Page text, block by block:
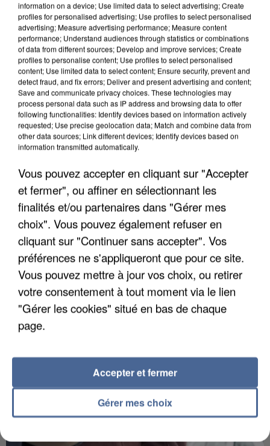
INCENDIES : L’ÎLE-DE-FRANCE LANCE UN ÉLAN
DE SOLIDARITÉ AVEC LES...
APRÈS TOUTES CES CANICULES, LES REFUGES
DE FAUNE SAUVAGE SONT...
information on a device; Use limited data to select advertising; Create
profiles for personalised advertising; Use profiles to select personalised
advertising; Measure advertising performance; Measure content
performance; Understand audiences through statistics or combinations
of data from different sources; Develop and improve services; Create
profiles to personalise content; Use profiles to select personalised
content; Use limited data to select content; Ensure security, prevent and
detect fraud, and fix errors; Deliver and present advertising and content;
Save and communicate privacy choices. These technologies may
process personal data such as IP address and browsing data to offer
following functionalities: Identify devices based on information actively
requested; Use precise geolocation data; Match and combine data from
other data sources; Link different devices; Identify devices based on
information transmitted automatically.
Vous pouvez accepter en cliquant sur "Accepter
et fermer", ou affiner en sélectionnant les
finalités et/ou partenaires dans "Gérer mes
choix". Vous pouvez également refuser en
cliquant sur "Continuer sans accepter". Vos
préférences ne s'appliqueront que pour ce site.
Vous pouvez mettre à jour vos choix, ou retirer
votre consentement à tout moment via le lien
"Gérer les cookies" situé en bas de chaque
page.
Gérer mes choix
Accepter et fermer